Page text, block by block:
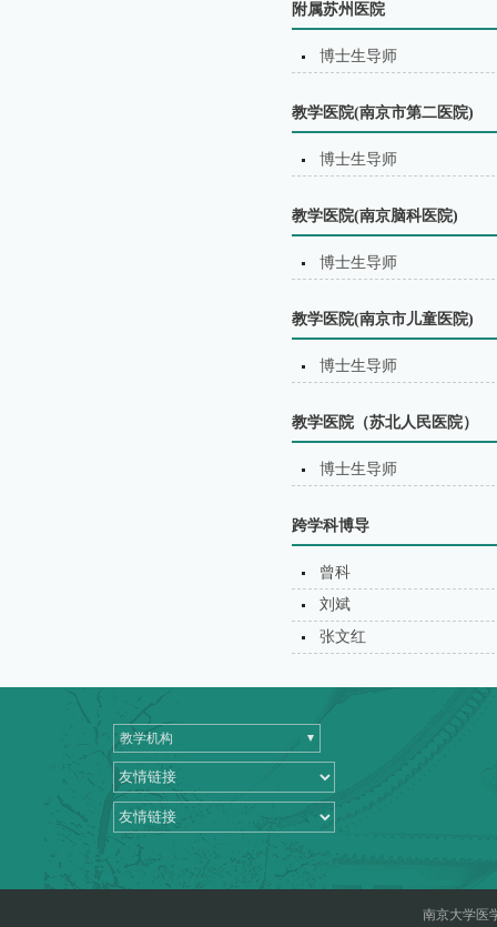
附属苏州医院
博士生导师
教学医院(南京市第二医院)
博士生导师
教学医院(南京脑科医院)
博士生导师
教学医院(南京市儿童医院)
博士生导师
教学医院（苏北⼈⺠医院）
博士生导师
跨学科博导
曾科
刘斌
张文红
教学机构
南京大学医